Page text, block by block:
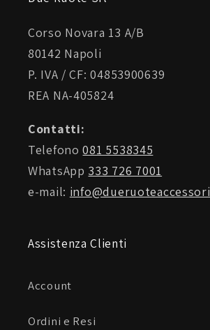
Corso Novara 13 A/B
80142 Napoli
P. IVA / CF: 04853900639
REA NA-405824
Contatti:
Telefono081 5538345
WhatsApp 333 726 7001
e-mail:
Assistenza Clienti
Account
Ordini e Resi